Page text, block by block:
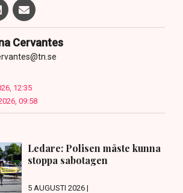
Cervantes
12:35
09:58
Ledare: Polisen måste kunna
stoppa sabotagen
5 AUGUSTI 2026 |